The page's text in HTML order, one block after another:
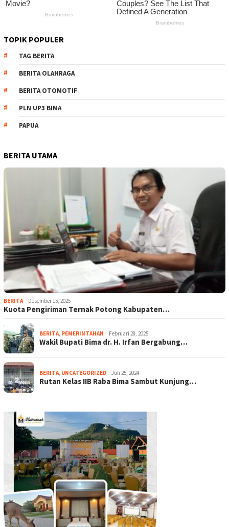
TOPIK POPULER
TAG BERITA
BERITA OLAHRAGA
BERITA OTOMOTIF
PLN UP3 BIMA
PAPUA
BERITA UTAMA
BERITA Desember 15, 2025
Kuota Pengiriman Ternak Potong Kabupaten…
BERITA PEMERINTAHAN Februari 28, 2025
Wakil Bupati Bima dr. H. Irfan Bergabung…
BERITA UNCATEGORIZED Juli 25, 2024
Rutan Kelas IIB Raba Bima Sambut Kunjung…